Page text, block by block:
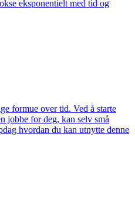
eksponentielt med tid og
formue over tid. Ved å starte
jobbe for deg, kan selv små
hvordan du kan utnytte denne